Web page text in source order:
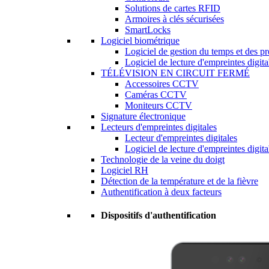
Solutions de cartes RFID
Armoires à clés sécurisées
SmartLocks
Logiciel biométrique
Logiciel de gestion du temps et des
Logiciel de lecture d'empreintes
TÉLÉVISION EN CIRCUIT FERMÉ
Accessoires CCTV
Caméras CCTV
Moniteurs CCTV
Signature électronique
Lecteurs d'empreintes digitales
Lecteur d'empreintes digitales
Logiciel de lecture d'empreintes
Technologie de la veine du doigt
Logiciel RH
Détection de la température et de la fièvre
Authentification à deux facteurs
Dispositifs d'authentification